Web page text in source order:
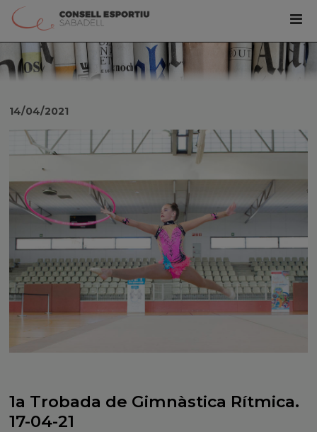
1a Trobada de Gimnàstica Rítmica.
17-04-21
14/04/2021